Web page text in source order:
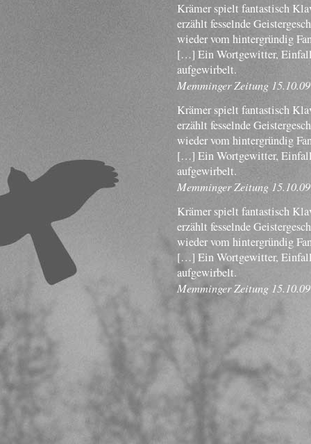
Krämer spielt fantastisch
erzählt fesselnde
wieder vom hintergründig
[…] Ein Wortgewitter,
aufgewirbelt.
Memminger Zeitung 15.10.09
Krämer spielt fantastisch
erzählt fesselnde
wieder vom hintergründig
[…] Ein Wortgewitter,
aufgewirbelt.
Memminger Zeitung 15.10.09
Krämer spielt fantastisch
erzählt fesselnde
wieder vom hintergründig
[…] Ein Wortgewitter,
aufgewirbelt.
Memminger Zeitung 15.10.09